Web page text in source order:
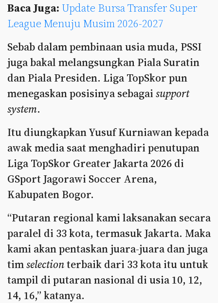
Baca Juga: Update Bursa Transfer Super
League Menuju Musim 2026-2027
Sebab dalam pembinaan usia muda, PSSI
juga bakal melangsungkan Piala Suratin
dan Piala Presiden. Liga TopSkor pun
menegaskan posisinya sebagai support
system.
Itu diungkapkan Yusuf Kurniawan kepada
awak media saat menghadiri penutupan
Liga TopSkor Greater Jakarta 2026 di
GSport Jagorawi Soccer Arena,
Kabupaten Bogor.
“Putaran regional kami laksanakan secara
paralel di 33 kota, termasuk Jakarta. Maka
kami akan pentaskan juara-juara dan juga
timselectionterbaik dari 33 kota itu untuk
tampil di putaran nasional di usia 10, 12,
14, 16,” katanya.